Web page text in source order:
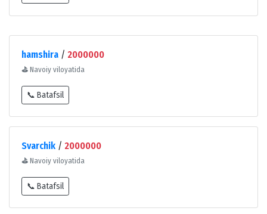
hamshira / 2000000
⛳ Navoiy viloyatida
📞 Batafsil
Svarchik / 2000000
⛳ Navoiy viloyatida
📞 Batafsil